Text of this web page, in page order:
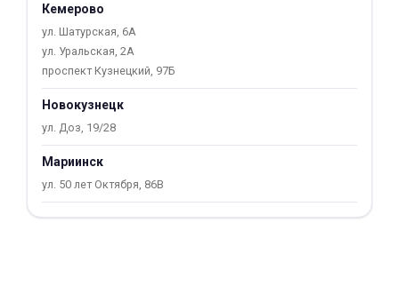
Кемерово
ул. Шатурская, 6А
ул. Уральская, 2А
проспект Кузнецкий, 97Б
Новокузнецк
ул. Доз, 19/28
Мариинск
ул. 50 лет Октября, 86В
Подробнее
об оплате Плайтом
Остались вопросы?
8 800 302-02-51